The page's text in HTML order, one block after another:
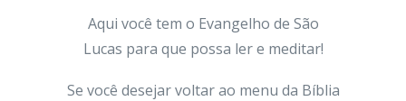
Aqui você tem o Evangelho de São
Lucas para que possa ler e meditar!
Se você desejar voltar ao menu da Bíblia